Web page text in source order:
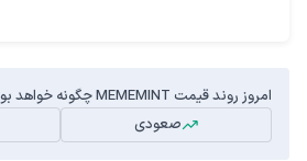
امروز روند قیمت MEMEMINT چگونه خواهد بود؟
صعودی